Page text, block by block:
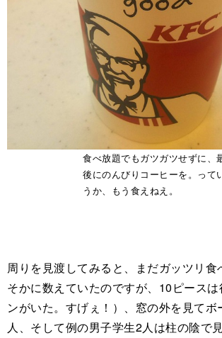
食べ放題でもガツガツせずに、
後にのんびりコーヒーを。って
うか、もう食えねえ。
周りを見渡してみると、まだガッツリ食
そかに数えていたのですが、10ピース
ンがいた。すげぇ！）、窓の外を見てボ
人、そして例の男子学生2人は柱の陰で